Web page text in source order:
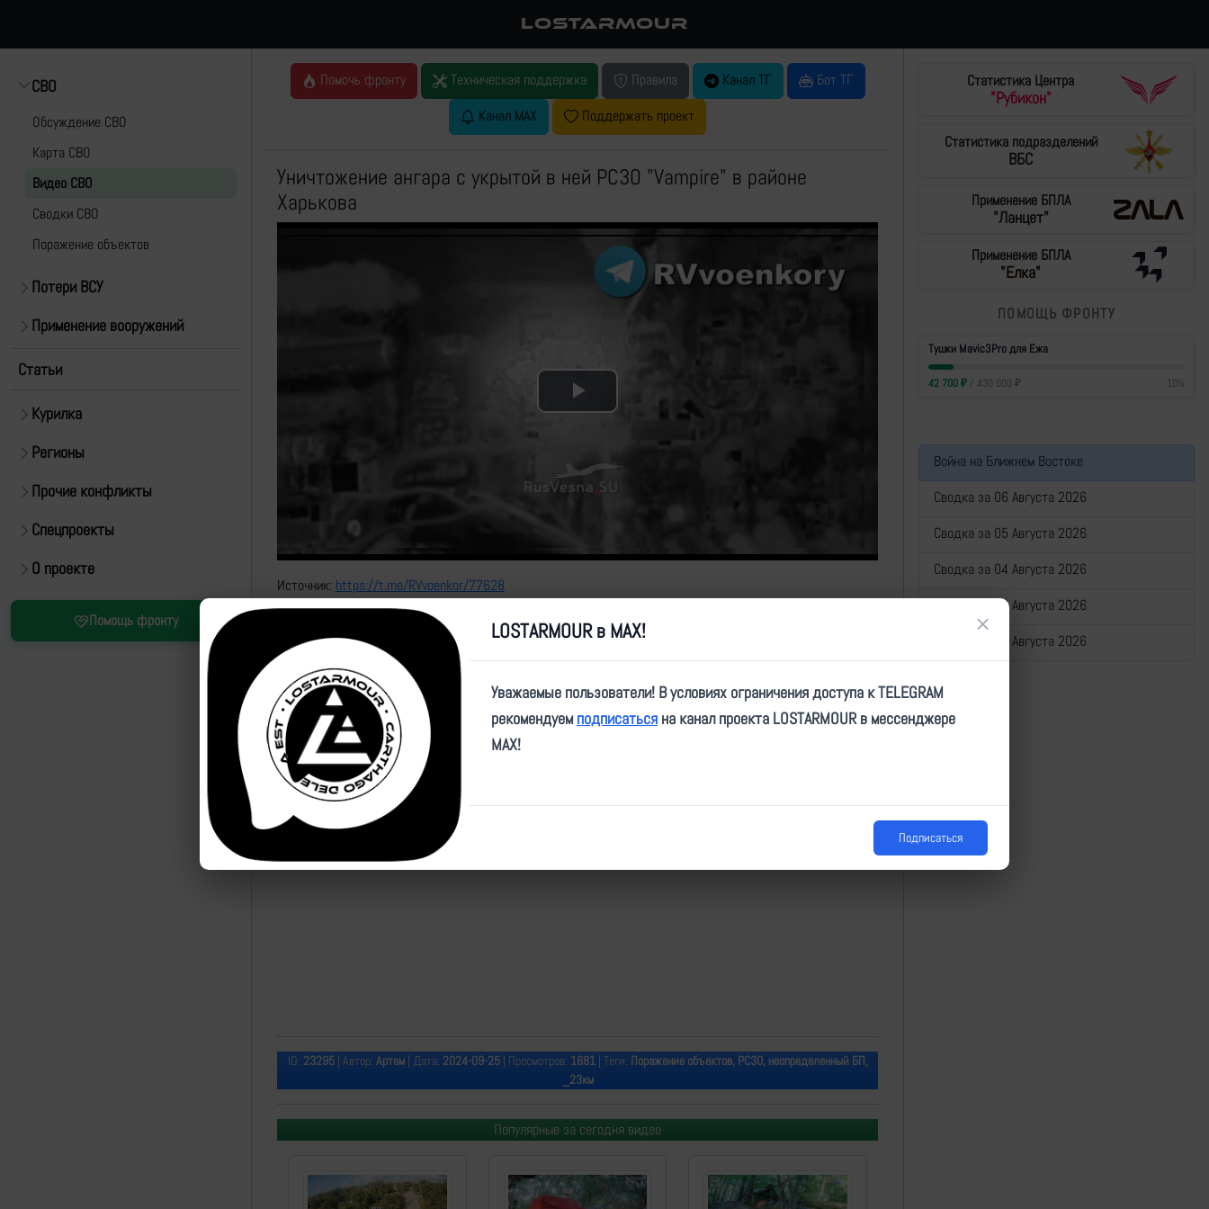
LOSTARMOUR
СВО
Обсуждение СВО
Карта СВО
Видео СВО
Cводки СВО
Поражение объектов
Потери ВСУ
Применение вооружений
Статьи
Курилка
Регионы
Прочие конфликты
Спецпроекты
О проекте
Помощь фронту
Помочь фронту Техническая поддержка Правила Канал ТГ
Бот ТГ
Канал MAX
Поддержать проект
Уничтожение ангара с укрытой в ней РСЗО "Vampire" в районе
Харькова
Play
Источник: https://t.me/RVvoenkor/77628
ID: 23295| Автор: Артем| Дата: 2024-09-25| Просмотров: 1681| Теги: Поражение объектов, РСЗО, неопределенный БП,
_23км
Популярные за сегодня видео
Статистика Центра
"Рубикон"
Статистика подразделений
ВБС
Применение БПЛА
"Ланцет"
Применение БПЛА
"Елка"
ПОМОЩЬ ФРОНТУ
Тушки Mavic3Pro для Ежа
42 700₽/ 430 000 ₽ 10%
Война на Ближнем Востоке
Сводка за 06 Августа 2026
Сводка за 05 Августа 2026
Сводка за 04 Августа 2026
Сводка за 03 Августа 2026
Сводка за 02 Августа 2026
LOSTARMOUR в MAX! ×
Уважаемые пользователи! В условиях ограничения доступа к TELEGRAM
рекомендуем подписаться на канал проекта LOSTARMOUR в мессенджере
MAX!
Подписаться